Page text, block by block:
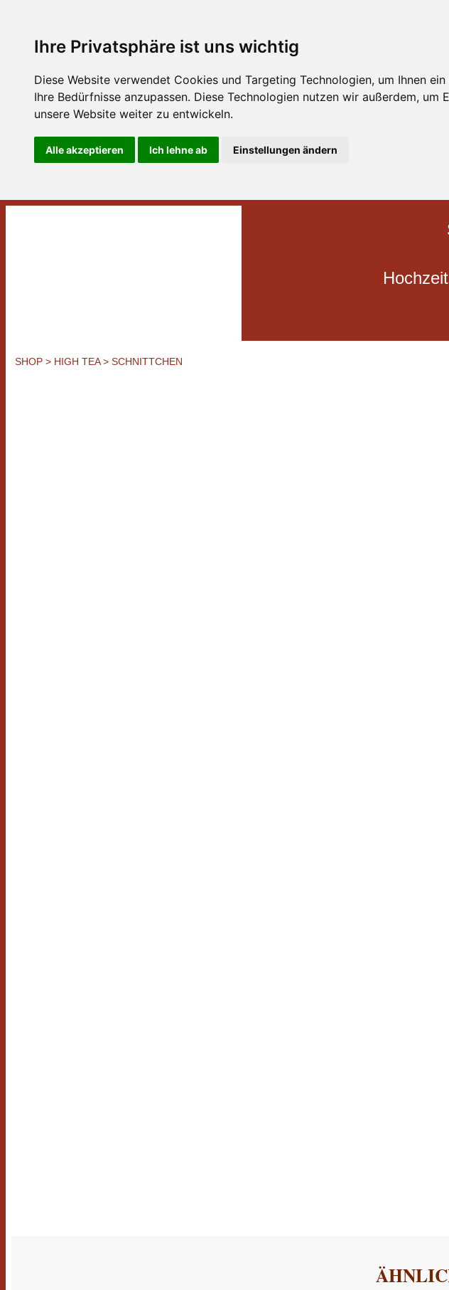
Ihre Privatsphäre ist uns wichtig
Diese Website verwendet Cookies und Targeting Technologien, um Ihnen
Ihre Bedürfnisse anzupassen. Diese Technologien nutzen wir außerdem,
unsere Website weiter zu entwickeln.
Alle akzeptieren Ich lehne ab Einstellungen ändern
SHOP > HIGH TEA> SCHNITTCHEN